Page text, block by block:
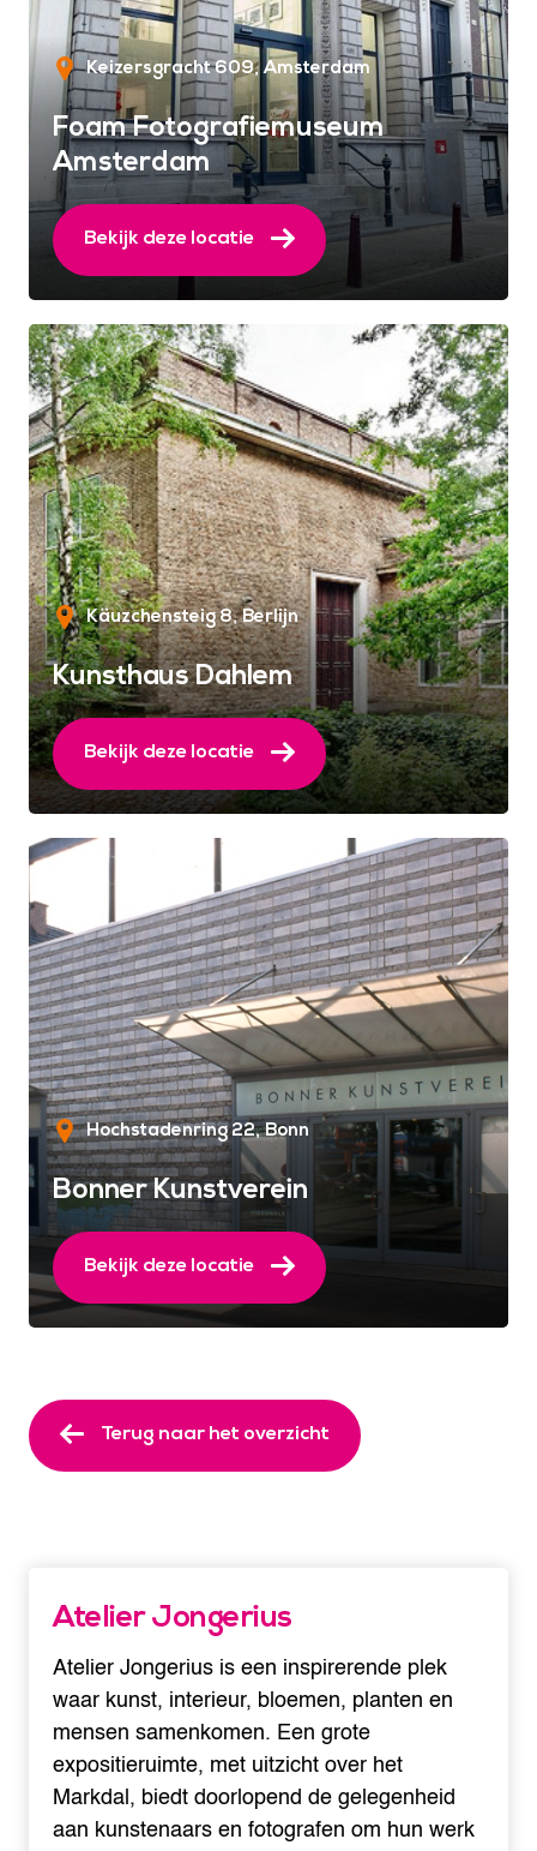
Keizersgracht 609 Amsterdam
Foam Fotografiemuseum
Amsterdam
Bekijk deze locatie
Käuzchensteig 8 Berlijn
Kunsthaus Dahlem
Bekijk deze locatie
Hochstadenring 22 Bonn
Bonner Kunstverein
Bekijk deze locatie
Terug naar het overzicht
Atelier Jongerius
Atelier Jongerius is een inspirerende plek
waar kunst, interieur, bloemen, planten en
mensen samenkomen. Een grote
expositieruimte, met uitzicht over het
Markdal, biedt doorlopend de gelegenheid
aan kunstenaars en fotografen om hun werk